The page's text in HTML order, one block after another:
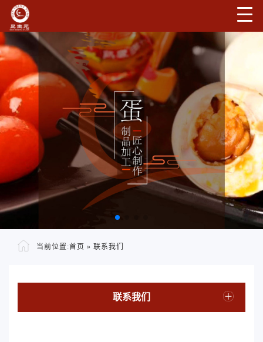
当前位置:首页 » 联系我们
联系我们